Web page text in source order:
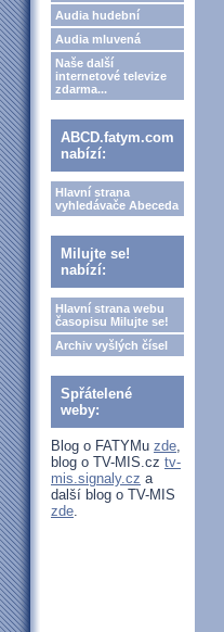
Audia hudební
Audia mluvená
Naše další
internetové televize
zdarma...
ABCD.fatym.com
nabízí:
Hlavní strana
vyhledávače Abeceda
Milujte se!
nabízí:
Hlavní strana webu
časopisu Milujte se!
Archiv vyšlých čísel
Spřátelené
weby:
Blog o FATYMu zde,
blog o TV-MIS.cz tv-
mis.signaly.cz a
další blog o TV-MIS
zde.